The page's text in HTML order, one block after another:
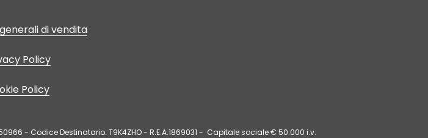
di vendita
Policy
Policy
- Codice Destinatario: T9K4ZHO - R.E.A.1869031 - Capitale sociale € 50.000 i.v.